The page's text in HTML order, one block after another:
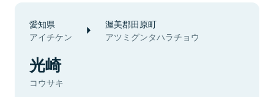
愛知県
アイチケン
渥美郡田原町
アツミグンタハラチョウ
光崎
コウサキ